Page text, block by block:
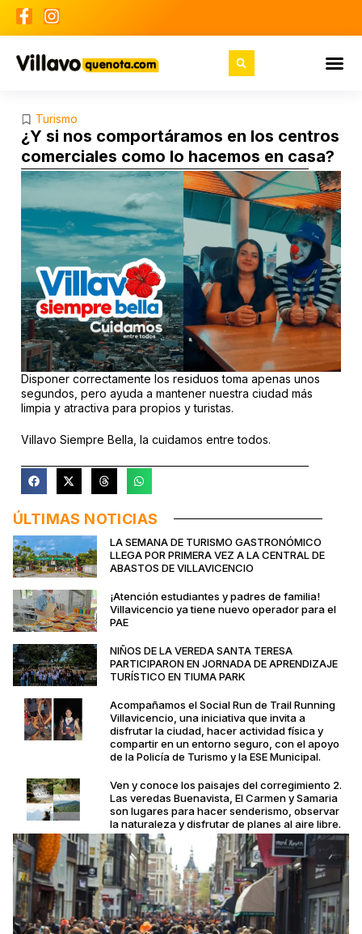
Turismo
¿Y si nos comportáramos en los centros
comerciales como lo hacemos en casa?
Disponer correctamente los residuos toma apenas unos
segundos, pero ayuda a mantener nuestra ciudad más
limpia y atractiva para propios y turistas.
Villavo Siempre Bella, la cuidamos entre todos.
ÚLTIMAS NOTICIAS
LA SEMANA DE TURISMO GASTRONÓMICO
LLEGA POR PRIMERA VEZ A LA CENTRAL DE
ABASTOS DE VILLAVICENCIO
¡Atención estudiantes y padres de familia!
Villavicencio ya tiene nuevo operador para el
PAE
NIÑOS DE LA VEREDA SANTA TERESA
PARTICIPARON EN JORNADA DE APRENDIZAJE
TURÍSTICO EN TIUMA PARK
Acompañamos el Social Run de Trail Running
Villavicencio, una iniciativa que invita a
disfrutar la ciudad, hacer actividad física y
compartir en un entorno seguro, con el apoyo
de la Policía de Turismo y la ESE Municipal.
Ven y conoce los paisajes del corregimiento 2.
Las veredas Buenavista, El Carmen y Samaria
son lugares para hacer senderismo, observar
la naturaleza y disfrutar de planes al aire libre.